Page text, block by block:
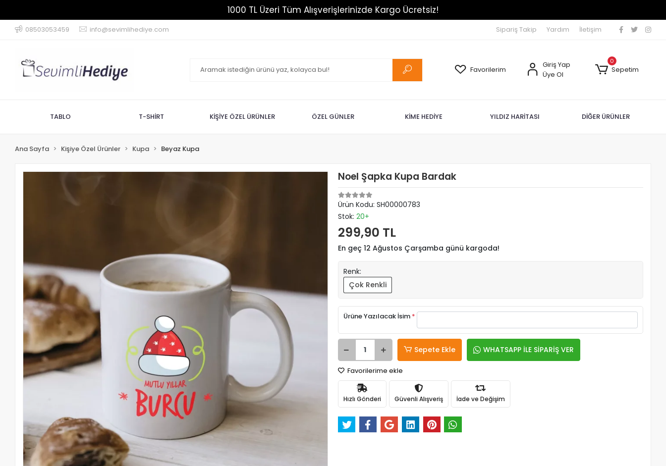
1000 TL Üzeri Tüm Alışverişlerinizde Kargo Ücretsiz!
08503053459 info@sevimlihediye.com Sipariş Takip Yardım İletişim
Favorilerim
Giriş Yap
Üye Ol
0
Sepetim
TABLO T-SHİRT KİŞİYE ÖZEL ÜRÜNLER ÖZEL GÜNLER KİME HEDİYE YILDIZ HARİTASI DİĞER ÜRÜNLER
Ana Sayfa Kişiye Özel Ürünler Kupa Beyaz Kupa
Noel Şapka Kupa Bardak
Ürün Kodu: SH00000783
Stok: 20+
299,90 TL
En geç 12 Ağustos Çarşamba günü kargoda!
Renk:
Çok Renkli
Ürüne Yazılacak İsim *
Sepete Ekle WHATSAPP İLE SİPARİŞ VER
Favorilerime ekle
Hızlı Gönderi Güvenli Alışveriş İade ve Değişim